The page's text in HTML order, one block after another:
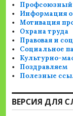
Профсоюзный
Информация
Мотивация
Охрана труда
Правовая и
Социальное
Культурно-
Поздравляем
Полезные
ВЕРСИЯ ДЛЯ